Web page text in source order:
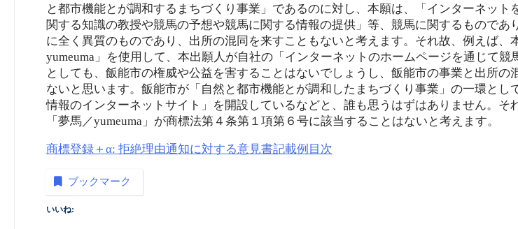
と都市機能とが調和するまちづくり事業」であるのに対し、本願は、「インターネット
関する知識の教授や競馬の予想や競馬に関する情報の提供」等、競馬に関するものであ
に全く異質のものであり、出所の混同を来すこともないと考えます。それ故、例えば、
yumeuma」を使用して、本出願人が自社の「インターネットのホームページを通じて競
としても、飯能市の権威や公益を害することはないでしょうし、飯能市の事業と出所の
ないと思います。飯能市が「自然と都市機能とが調和したまちづくり事業」の一環とし
情報のインターネットサイト」を開設しているなどと、誰も思うはずはありません。そ
「夢馬／yumeuma」が商標法第４条第１項第６号に該当することはないと考えます。
商標登録＋α: 拒絶理由通知に対する意見書記載例目次
ブックマーク
いいね: